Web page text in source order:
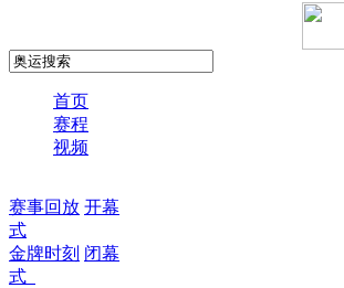
首页
赛程
视频
赛事回放 开幕
式
金牌时刻 闭幕
式